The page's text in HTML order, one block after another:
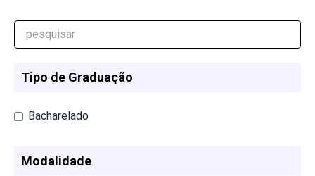
Tipo de Graduação
Bacharelado
Modalidade